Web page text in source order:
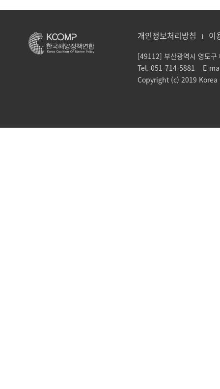
개인정보처리방침 이
[49112] 부산광역시 영도구
Tel. 051-714-5881 E-
Copyright (c) 2019